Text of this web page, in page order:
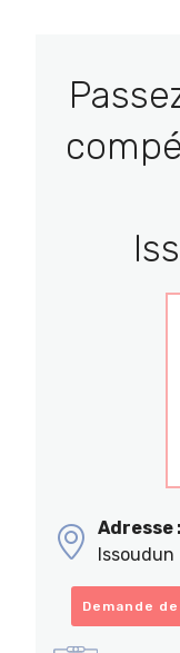
Adresse :
Issoudun
Demande